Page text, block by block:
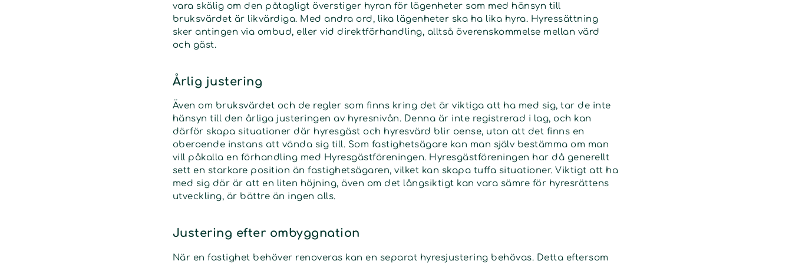
vara skälig om den påtagligt överstiger hyran för lägenheter som med hänsyn till
bruksvärdet är likvärdiga. Med andra ord, lika lägenheter ska ha lika hyra. Hyressättning
sker antingen via ombud, eller vid direktförhandling, alltså överenskommelse mellan värd
och gäst.
Årlig justering
Även om bruksvärdet och de regler som finns kring det är viktiga att ha med sig, tar de inte
hänsyn till den årliga justeringen av hyresnivån. Denna är inte registrerad i lag, och kan
därför skapa situationer där hyresgäst och hyresvärd blir oense, utan att det finns en
oberoende instans att vända sig till. Som fastighetsägare kan man själv bestämma om man
vill påkalla en förhandling med Hyresgästföreningen. Hyresgästföreningen har då generellt
sett en starkare position än fastighetsägaren, vilket kan skapa tuffa situationer. Viktigt att ha
med sig där är att en liten höjning, även om det långsiktigt kan vara sämre för hyresrättens
utveckling, är bättre än ingen alls.
Justering efter ombyggnation
När en fastighet behöver renoveras kan en separat hyresjustering behövas. Detta eftersom